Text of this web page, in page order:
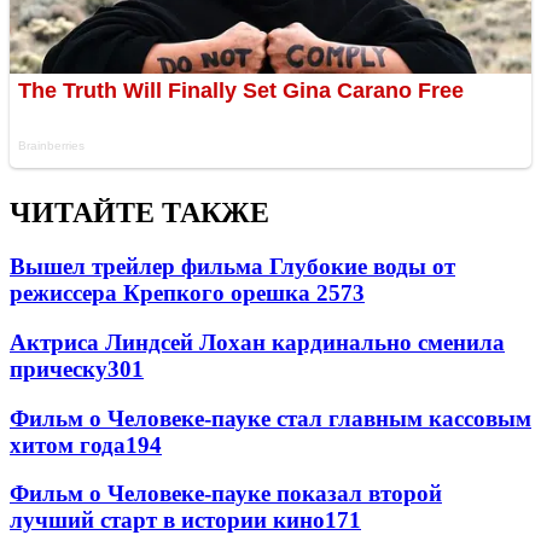
ЧИТАЙТЕ ТАКЖЕ
Вышел трейлер фильма Глубокие воды от
режиссера Крепкого орешка 2573
Актриса Линдсей Лохан кардинально сменила
прическу301
Фильм о Человеке-пауке стал главным кассовым
хитом года194
Фильм о Человеке-пауке показал второй
лучший старт в истории кино171